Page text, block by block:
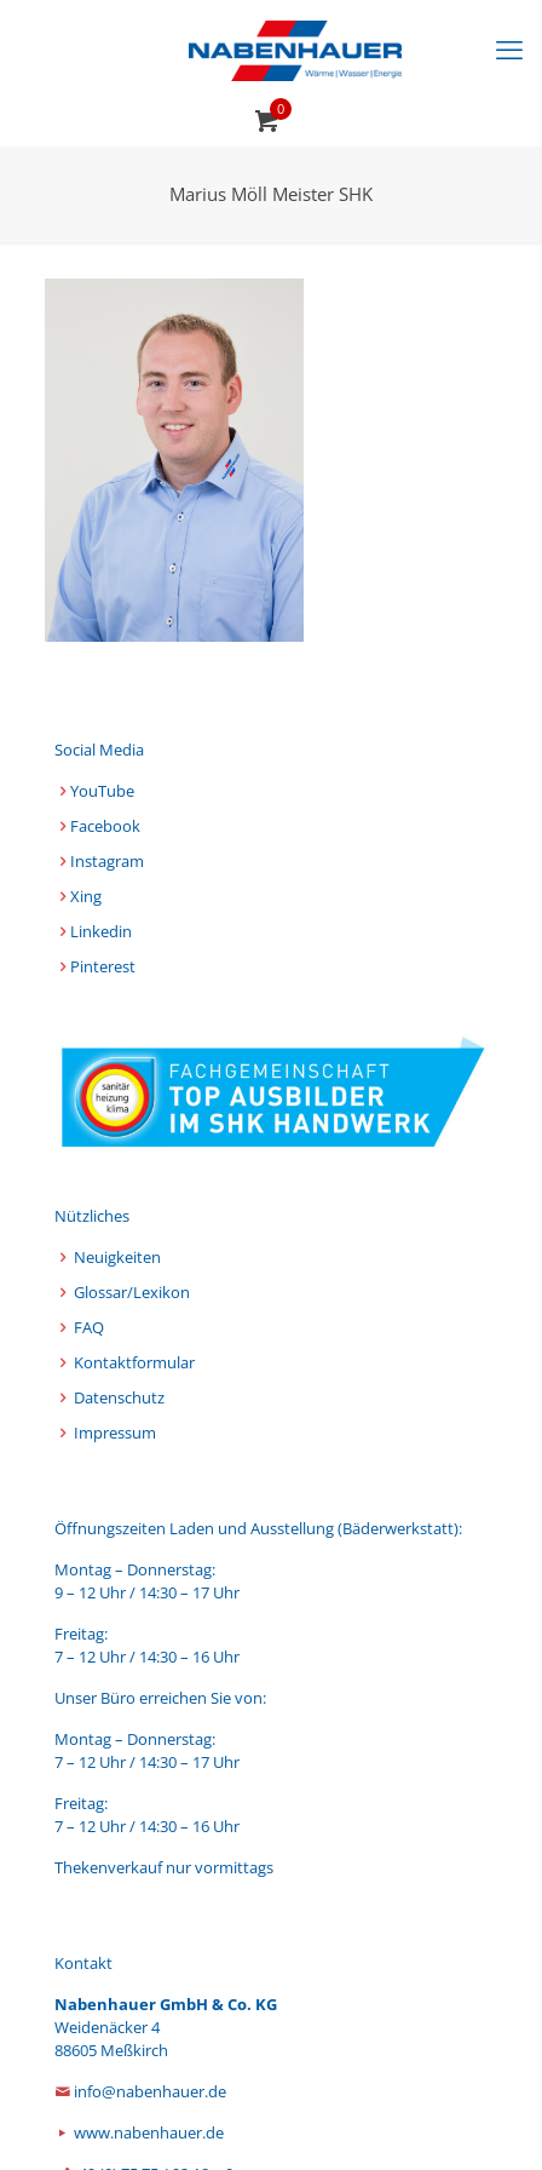
0
Marius Möll Meister SHK
Social Media
YouTube
Facebook
Instagram
Xing
Linkedin
Pinterest
Nützliches
Neuigkeiten
Glossar/Lexikon
FAQ
Kontaktformular
Datenschutz
Impressum
Öffnungszeiten Laden und Ausstellung (Bäderwerkstatt):
Montag – Donnerstag:
9 – 12 Uhr / 14:30 – 17 Uhr
Freitag:
7 – 12 Uhr / 14:30 – 16 Uhr
Unser Büro erreichen Sie von:
Montag – Donnerstag:
7 – 12 Uhr / 14:30 – 17 Uhr
Freitag:
7 – 12 Uhr / 14:30 – 16 Uhr
Thekenverkauf nur vormittags
Kontakt
Nabenhauer GmbH & Co. KG
Weidenäcker 4
88605 Meßkirch
info@nabenhauer.de
www.nabenhauer.de